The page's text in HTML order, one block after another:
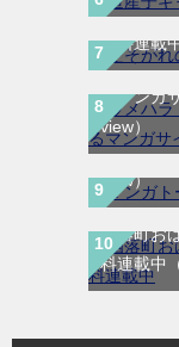
たそがれ
無料連載
ウメハラ
るマンガ
view）
マンガト
性向けの
view）
幽落町お
料連載中